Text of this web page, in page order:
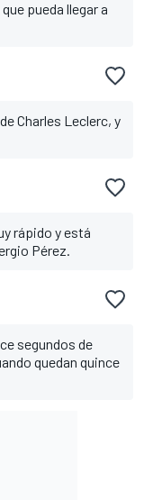
pueda llegar a
Charles Leclerc, y
rápido y está
Pérez.
segundos de
quedan quince